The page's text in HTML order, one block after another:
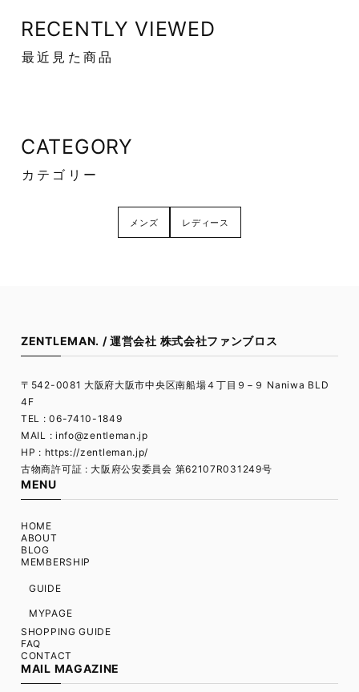
RECENTLY VIEWED
最近見た商品
CATEGORY
カテゴリー
メンズ レディース
ZENTLEMAN. / 運営会社 株式会社ファンブロス
〒542-0081 大阪府大阪市中央区南船場４丁目９−９ Naniwa BLD
4F
TEL : 06-7410-1849
MAIL : info@zentleman.jp
HP : https://zentleman.jp/
古物商許可証 : 大阪府公安委員会 第62107R031249号
MENU
HOME
ABOUT
BLOG
MEMBERSHIP
GUIDE
MYPAGE
SHOPPING GUIDE
FAQ
CONTACT
MAIL MAGAZINE